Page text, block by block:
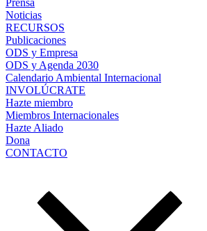
Prensa
Noticias
RECURSOS
Publicaciones
ODS y Empresa
ODS y Agenda 2030
Calendario Ambiental Internacional
INVOLÚCRATE
Hazte miembro
Miembros Internacionales
Hazte Aliado
Dona
CONTACTO